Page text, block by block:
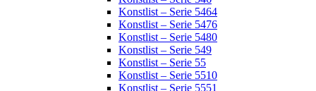
Konstlist – Serie 5464
Konstlist – Serie 5476
Konstlist – Serie 5480
Konstlist – Serie 549
Konstlist – Serie 55
Konstlist – Serie 5510
Konstlist – Serie 5551